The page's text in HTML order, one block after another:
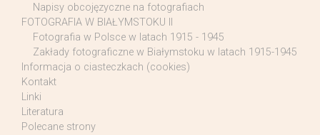
Napisy obcojęzyczne na fotografiach
FOTOGRAFIA W BIAŁYMSTOKU II
Fotografia w Polsce w latach 1915 - 1945
Zakłady fotograficzne w Białymstoku w latach 1915-1945
Informacja o ciasteczkach (cookies)
Kontakt
Linki
Literatura
Polecane strony